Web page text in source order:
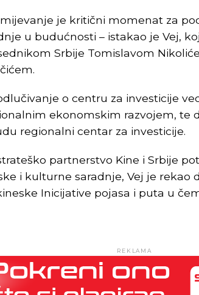
je kritični momenat za
u budućnosti – istakao je Vej,
Srbije Tomislavom
o centru za investicije
ekonomskim razvojem, te
regionalni centar za investicije.
partnerstvo Kine i Srbije
i kulturne saradnje, Vej je rekao
Inicijative pojasa i puta u
REKLAMA